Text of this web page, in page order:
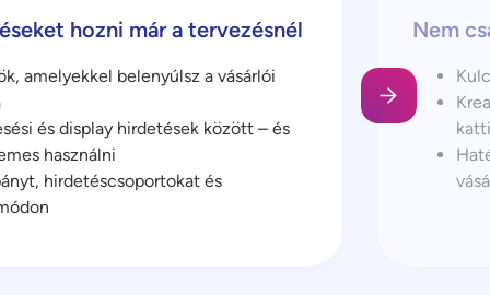
hozni már a tervezésnél
amelyekkel belenyúlsz a vásárlói
és display hirdetések között – és
használni
hirdetéscsoportokat és
Nem